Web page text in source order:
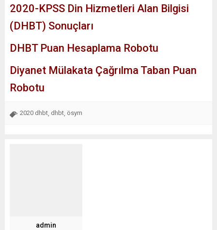
2020-KPSS Din Hizmetleri Alan Bilgisi
(DHBT) Sonuçları
DHBT Puan Hesaplama Robotu
Diyanet Mülakata Çağrılma Taban Puan
Robotu
2020 dhbt dhbt ösym
admin